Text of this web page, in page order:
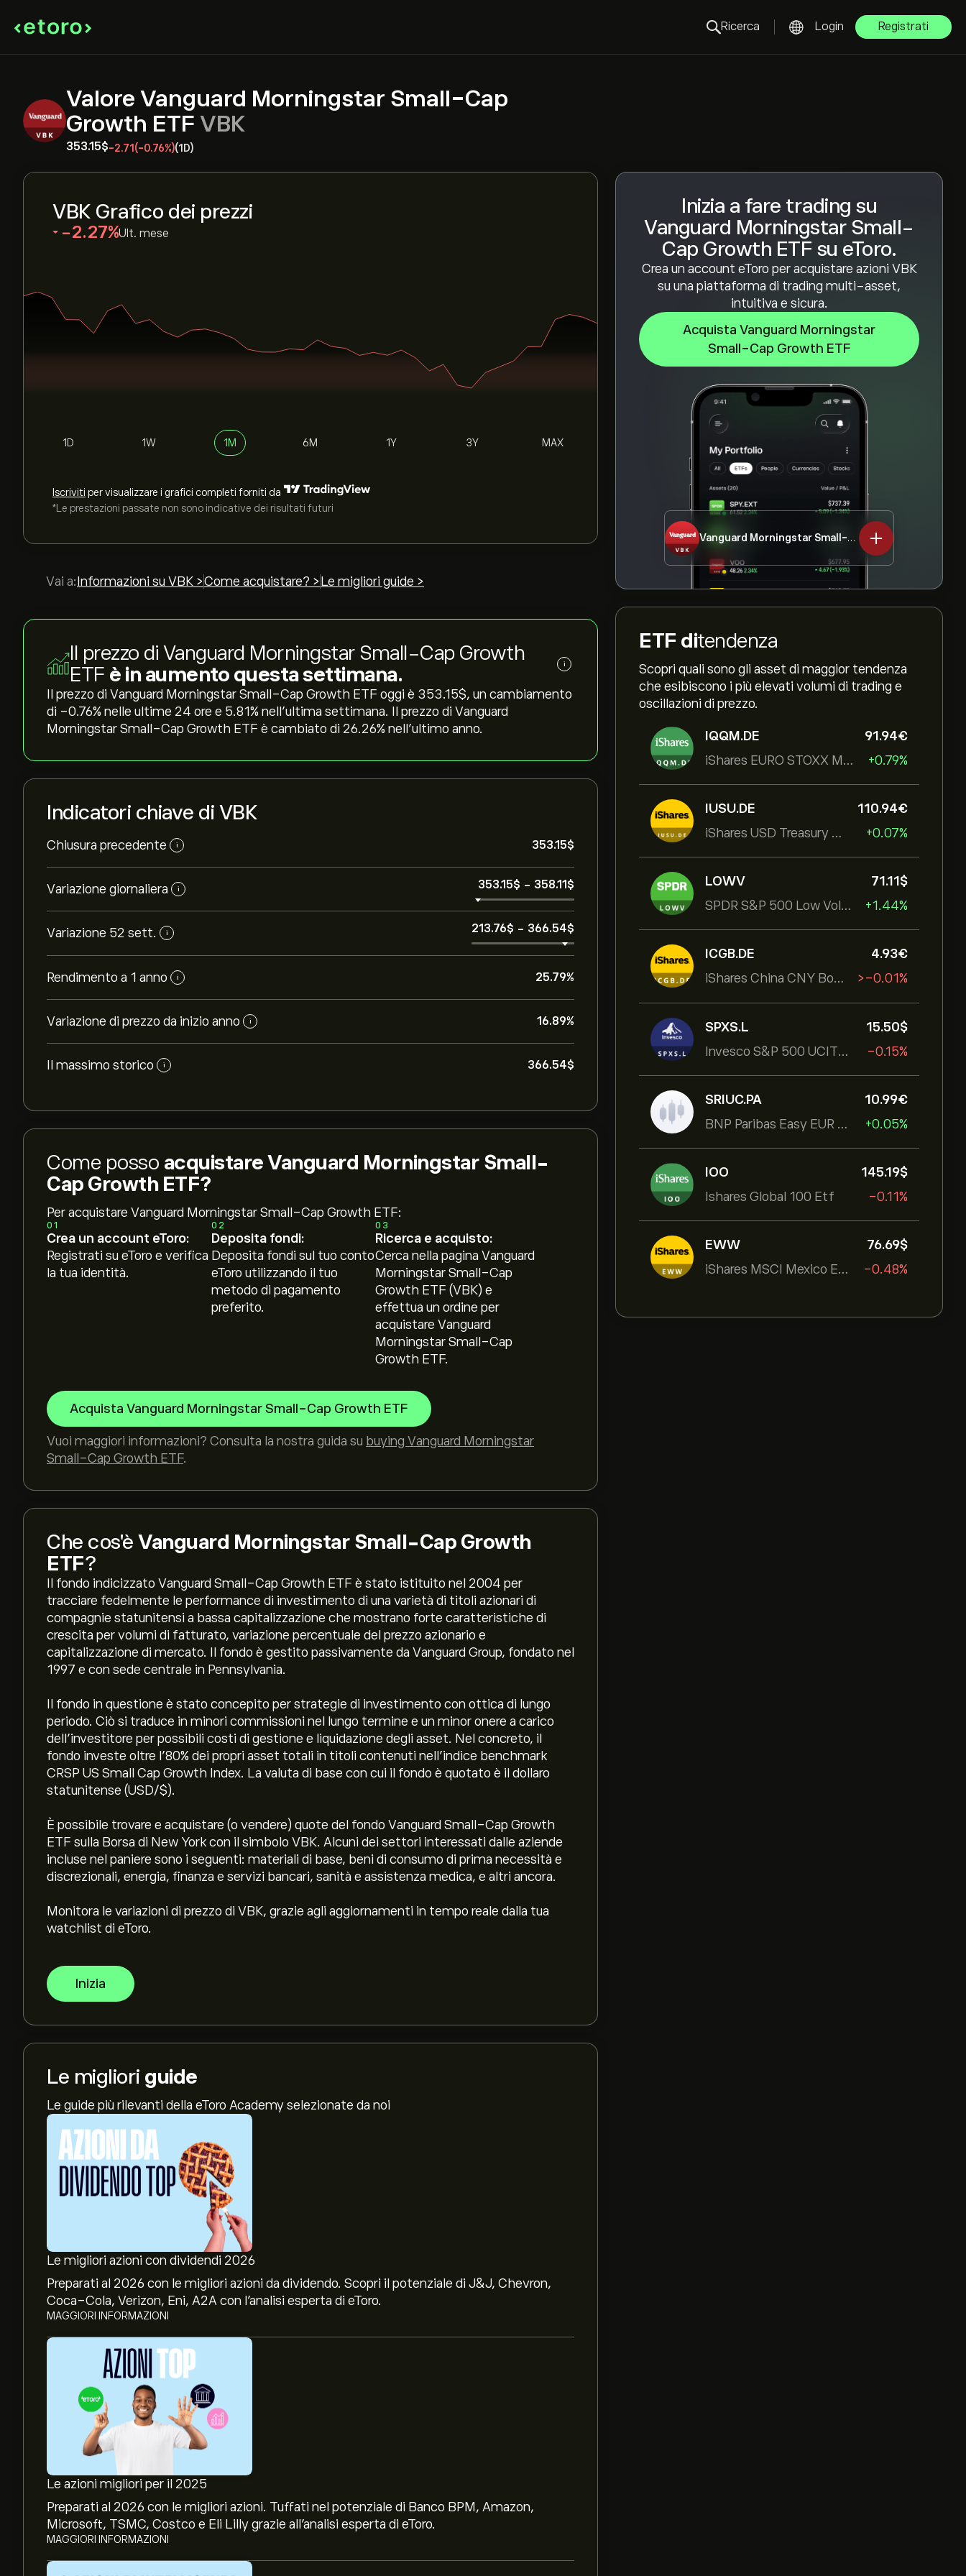
Ricerca Login Registrati
Valore Vanguard Morningstar Small-Cap
Growth ETF VBK
353.15‎$‎-2.71 (-0.76%)(1D)
Inizia a fare trading su
Vanguard Morningstar Small-
Cap Growth ETF su eToro.
Crea un account eToro per acquistare azioni VBK
su una piattaforma di trading multi-asset,
intuitiva e sicura.
Acquista Vanguard Morningstar
Small-Cap Growth ETF
Vanguard Morningstar Small-Cap Growth ETF
ETF ditendenza
Scopri quali sono gli asset di maggior tendenza
che esibiscono i più elevati volumi di trading e
oscillazioni di prezzo.
IQQM.DE
iShares EURO STOXX Mid UCITS ETF
91.94‎€‎
+0.79%
IUSU.DE
iShares USD Treasury Bond 1-3yr UCITS ETF
110.94‎€‎
+0.07%
LOWV
SPDR S&P 500 Low Volatility UCITS ETF
71.11‎$‎
+1.44%
ICGB.DE
iShares China CNY Bond UCITS ETF
4.93‎€‎
‎>-‎0.01%
SPXS.L
Invesco S&P 500 UCITS ETF
15.50‎$‎
-0.15%
SRIUC.PA
BNP Paribas Easy EUR Corp Bond SRI Fossil Free Ult
10.99‎€‎
+0.05%
IOO
Ishares Global 100 Etf
145.19‎$‎
-0.11%
EWW
iShares MSCI Mexico ETF
76.69‎$‎
-0.48%
VBK Grafico dei prezzi
‎-2.27‎ Ult. mese
1D 1W 1M 6M 1Y 3Y MAX
Iscriviti per visualizzare i grafici completi forniti da
*Le prestazioni passate non sono indicative dei risultati futuri
Vai a: Informazioni su VBK >Come acquistare? > Le migliori guide >
Il prezzo di Vanguard Morningstar Small-Cap Growth
ETF è in aumento questa settimana. i
Il prezzo di Vanguard Morningstar Small-Cap Growth ETF oggi è 353.15‎$‎, un cambiamento
di ‎-0.76‎% nelle ultime 24 ore e ‎5.81‎% nell'ultima settimana. Il prezzo di Vanguard
Morningstar Small-Cap Growth ETF è cambiato di ‎26.26‎% nell'ultimo anno.
Indicatori chiave di VBK
Chiusura precedente i 353.15‎$‎
Variazione giornaliera i 353.15‎$‎ - 358.11‎$‎
Variazione 52 sett. i 213.76‎$‎ - 366.54‎$‎
Rendimento a 1 anno i 25.79%
Variazione di prezzo da inizio anno i 16.89%
Il massimo storico i 366.54‎$‎
Come posso acquistare Vanguard Morningstar Small-
Cap Growth ETF?
Per acquistare Vanguard Morningstar Small-Cap Growth ETF:
01
Crea un account eToro:
Registrati su eToro e verifica
la tua identità.
02
Deposita fondi:
Deposita fondi sul tuo conto
eToro utilizzando il tuo
metodo di pagamento
preferito.
03
Ricerca e acquisto:
Cerca nella pagina Vanguard
Morningstar Small-Cap
Growth ETF (VBK) e
effettua un ordine per
acquistare Vanguard
Morningstar Small-Cap
Growth ETF.
Acquista Vanguard Morningstar Small-Cap Growth ETF
Vuoi maggiori informazioni? Consulta la nostra guida su buying Vanguard Morningstar
Small-Cap Growth ETF.
Che cos'è Vanguard Morningstar Small-Cap Growth
ETF?
Il fondo indicizzato Vanguard Small-Cap Growth ETF è stato istituito nel 2004 per
tracciare fedelmente le performance di investimento di una varietà di titoli azionari di
compagnie statunitensi a bassa capitalizzazione che mostrano forte caratteristiche di
crescita per volumi di fatturato, variazione percentuale del prezzo azionario e
capitalizzazione di mercato. Il fondo è gestito passivamente da Vanguard Group, fondato nel
1997 e con sede centrale in Pennsylvania.
Il fondo in questione è stato concepito per strategie di investimento con ottica di lungo
periodo. Ciò si traduce in minori commissioni nel lungo termine e un minor onere a carico
dell’investitore per possibili costi di gestione e liquidazione degli asset. Nel concreto, il
fondo investe oltre l’80% dei propri asset totali in titoli contenuti nell’indice benchmark
CRSP US Small Cap Growth Index. La valuta di base con cui il fondo è quotato è il dollaro
statunitense (USD/$).
È possibile trovare e acquistare (o vendere) quote del fondo Vanguard Small-Cap Growth
ETF sulla Borsa di New York con il simbolo VBK. Alcuni dei settori interessati dalle aziende
incluse nel paniere sono i seguenti: materiali di base, beni di consumo di prima necessità e
discrezionali, energia, finanza e servizi bancari, sanità e assistenza medica, e altri ancora.
Monitora le variazioni di prezzo di VBK, grazie agli aggiornamenti in tempo reale dalla tua
watchlist di eToro.
Inizia
Le migliori guide
Le guide più rilevanti della eToro Academy selezionate da noi
Le migliori azioni con dividendi 2026
Preparati al 2026 con le migliori azioni da dividendo. Scopri il potenziale di J&J, Chevron,
Coca-Cola, Verizon, Eni, A2A con l’analisi esperta di eToro.
MAGGIORI INFORMAZIONI
Le azioni migliori per il 2025
Preparati al 2026 con le migliori azioni. Tuffati nel potenziale di Banco BPM, Amazon,
Microsoft, TSMC, Costco e Eli Lilly grazie all’analisi esperta di eToro.
MAGGIORI INFORMAZIONI